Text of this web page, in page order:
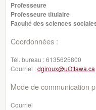
Professeure
Professeure titulaire
Faculté des sciences
Coordonnées :
Tél. bureau :6135625800
Courriel :dgiroux@uOttawa.ca
Mode de communication
Courriel